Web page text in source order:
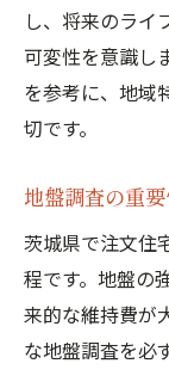
し、将来のライ
可変性を意識し
を参考に、地域
切です。
地盤調査の重
茨城県で注文住
程です。地盤の
来的な維持費が
な地盤調査を必